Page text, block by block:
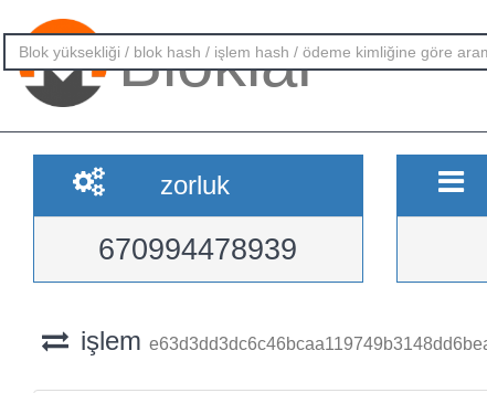
Bloklar
zorluk
670994478939
işlem